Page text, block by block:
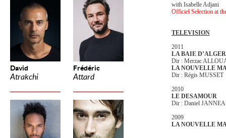
David
Atrakchi
Frédéric
Attard
with Isabelle Adjani
Officiel Selection at
TELEVISION
2011
LA BAIE D’ALGER
Dir : Merzac
LA NOUVELLE
Dir : Régis MUSSET
2010
LE DESAMOUR
Dir : Daniel
2009
LA NOUVELLE